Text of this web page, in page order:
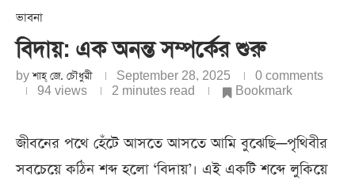
ভাবনা
বিদায়: এক অনন্ত সম্পর্কের শুরু
byশাহ্‌ জে. চৌধুরী September 28, 2025
0 comments
94 views 2 minutes read Bookmark
জীবনের পথে হেঁটে আসতে আসতে আমি বুঝেছি—পৃথিবীর
সবচেয়ে কঠিন শব্দ হলো ‘বিদায়’। এই একটি শব্দে লুকিয়ে